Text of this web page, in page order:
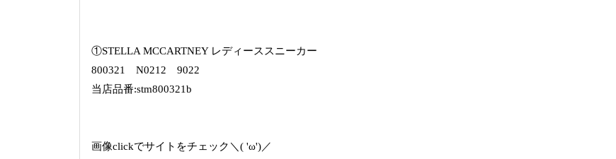
①STELLA MCCARTNEY レディーススニーカー
800321 N0212 9022
当店品番:stm800321b
画像clickでサイトをチェック＼( 'ω')／